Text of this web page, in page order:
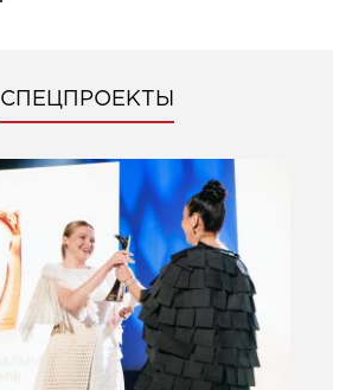
СПЕЦПРОЕКТЫ